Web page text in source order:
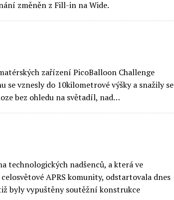
změněn z Fill-in na Wide.
zařízení PicoBalloon Challenge
se vznesly do 10kilometrové výšky a snažily se
bez ohledu na světadíl, nad…
technologických nadšenců, a která ve
APRS komunity, odstartovala dnes
byly vypuštěny soutěžní konstrukce